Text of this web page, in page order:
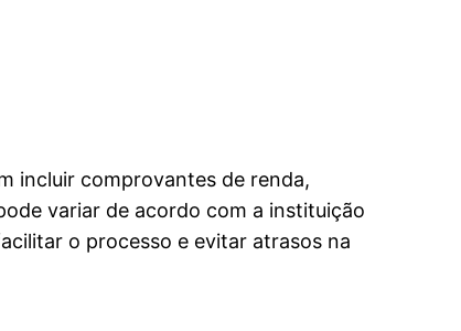
incluir comprovantes de renda,
variar de acordo com a instituição
o processo e evitar atrasos na